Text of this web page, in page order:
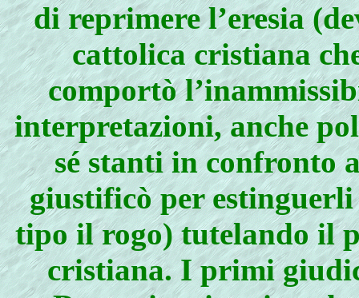
di reprimere l’eresia
cattolica cristiana
comportò
interpretazioni, anche
sé stanti in confronto
giustificò per
tipo il rogo) tutelando il
cristiana. I primi